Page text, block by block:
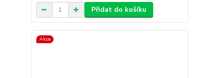
Přidat do košíku
Akce